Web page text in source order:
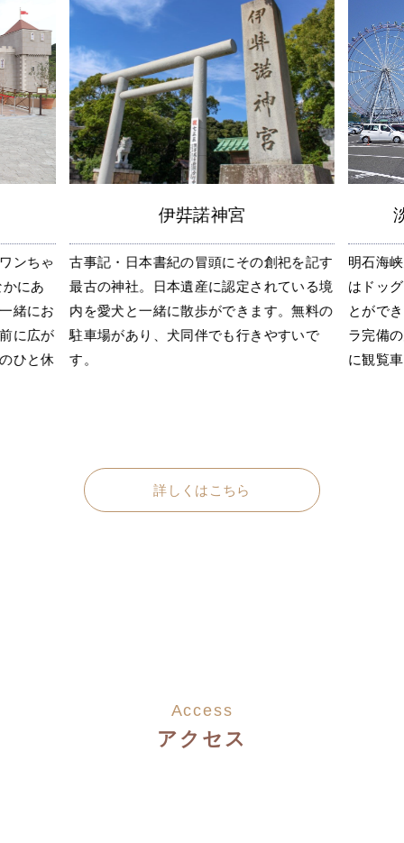
ンちゃ
にあ
緒にお
に広が
ひと休
伊弉諾神宮
古事記・日本書紀の冒頭にその創祀を記す
最古の神社。日本遺産に認定されている境
内を愛犬と一緒に散歩ができます。無料の
駐車場があり、犬同伴でも行きやすいで
す。
明石海
はドッ
とがで
ラ完備
に観覧
詳しくはこちら
Access
アクセス